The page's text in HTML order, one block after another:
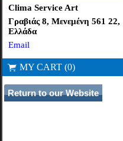
Clima Service Art
Γραβιάς 8, Μενεμένη 561 22,
Ελλάδα
Email
MY CART (0)